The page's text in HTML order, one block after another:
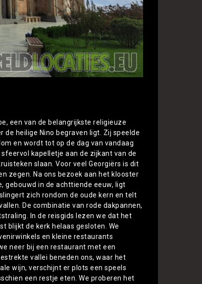
een van de belangrijkste religieuze
heilige Nino begraven ligt. Zij speelde
en wordt tot op de dag van vandaag
kapelletje aan de zijkant van de
slaan. Voor veel Georgiërs is dit
zegen. Na ons bezoek aan het klooster
gebouwd in de achttiende eeuw, ligt
zich rondom de oude kern en telt
De combinatie van rode dakpannen,
In de reisgids lezen we dat het
blijkt de kerk helaas gesloten. We
en kleine restaurants
neer bij een restaurant met een
vallei beneden ons, waar het
wijn, verschijnt er plots een speels
een restje eten. We proberen het